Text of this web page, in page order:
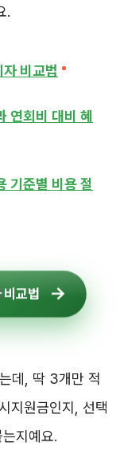
.
비교법
연회비 대비 혜
기준별 비용 절
비교법
데, 딱 3개만 적
지원금인지, 선택
지예요.